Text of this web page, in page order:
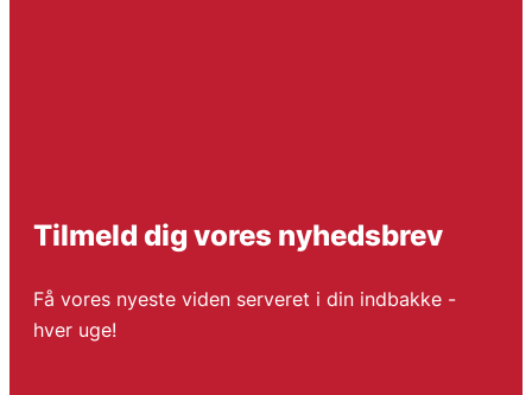
Tilmeld dig vores nyhedsbrev
Få vores nyeste viden serveret i din indbakke -
hver uge!